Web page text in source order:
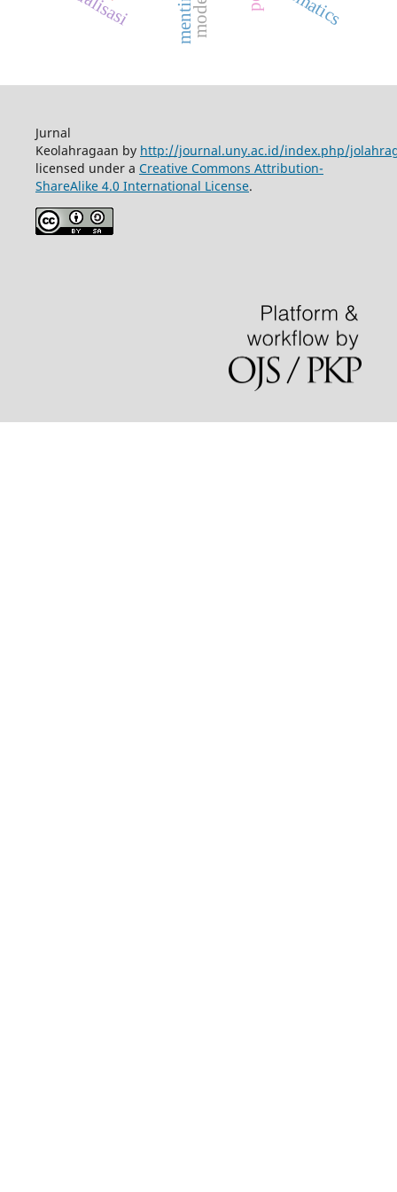
Jurnal
Keolahragaan by http://journal.uny.ac.id/index.php/
licensed under a Creative Commons Attribution-
ShareAlike 4.0 International License.